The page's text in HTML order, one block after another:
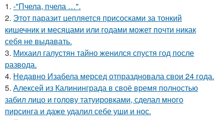
1. -"Пчела, пчела …".
2. Этот паразит цепляется присосками за тонкий
кишечник и месяцами или годами может почти никак
себя не выдавать.
3. Михаил галустян тайно женился спустя год после
развода.
4. Недавно Изабела мерсед отпраздновала свои 24 года.
5. Алексей из Калининграда в своё время полностью
забил лицо и голову татуировками, сделал много
пирсинга и даже удалил себе уши и нос.